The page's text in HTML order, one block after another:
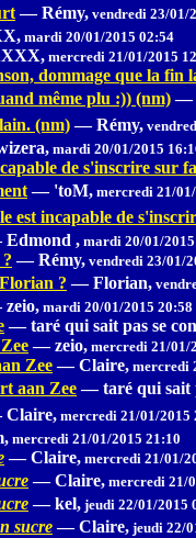
— Rémy, vendredi 23/01/
mardi 20/01/2015 02:54
mercredi 21/01/2015
dommage que la fin
même plu :)) (nm) —
(nm) — Rémy,
mardi 20/01/2015
de s'inscrire sur
— 'toM, mercredi 21/
est incapable de
Edmond , mardi 20/01/
— Rémy, vendredi 23/01/
? — Florian,
zeio, mardi 20/01/2015 20:58
— taré qui sait pas se
— zeio, mercredi 21/01/
Zee — Claire, mercredi
aan Zee — taré qui sait
Claire, mercredi 21/01/2015
mercredi 21/01/2015 21:10
— Claire, mercredi 21/01/
— Claire, mercredi 21/
— kel, jeudi 22/01/2015
sucre — Claire, jeudi 22/